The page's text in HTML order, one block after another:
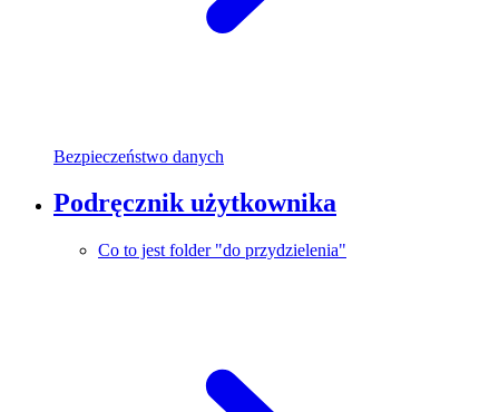
Bezpieczeństwo danych
Podręcznik użytkownika
Co to jest folder "do przydzielenia"